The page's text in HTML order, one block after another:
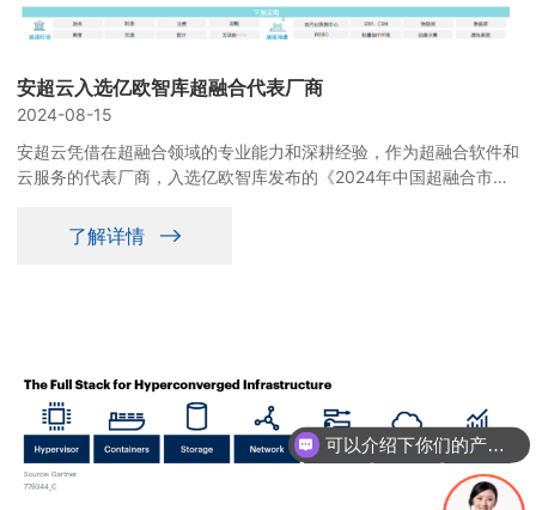
安超云入选亿欧智库超融合代表厂商
2024-08-15
安超云凭借在超融合领域的专业能力和深耕经验，作为超融合软件和
云服务的代表厂商，入选亿欧智库发布的《2024年中国超融合市场
了解详情
可以介绍下你们的产品么